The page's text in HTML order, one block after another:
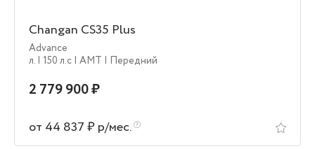
Changan CS35 Plus
Advance
л. | 150 л.c | AMT | Передний
2 779 900 ₽
от 44 837 ₽ р/мес.